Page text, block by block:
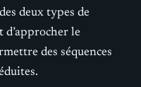
deux types de
d’approcher le
des séquences